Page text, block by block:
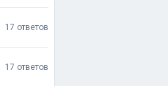
17 ответов
17 ответов